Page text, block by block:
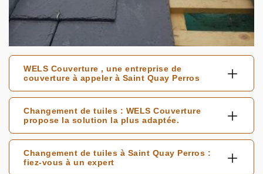
WELS Couverture , une entreprise de
couverture à appeler à Saint Quay Perros
Changement de tuiles : WELS Couverture
propose la solution la plus adaptée.
Changement de tuiles à Saint Quay Perros :
fiez-vous à un expert